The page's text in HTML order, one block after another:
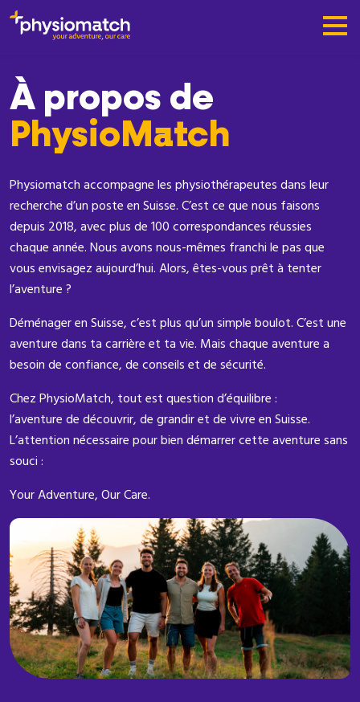
À propos de
PhysioMatch
Physiomatch accompagne les physiothérapeutes dans leur
recherche d’un poste en Suisse. C’est ce que nous faisons
depuis 2018, avec plus de 100 correspondances réussies
chaque année. Nous avons nous-mêmes franchi le pas que
vous envisagez aujourd’hui. Alors, êtes-vous prêt à tenter
l’aventure ?
Déménager en Suisse, c’est plus qu’un simple boulot. C’est une
aventure dans ta carrière et ta vie. Mais chaque aventure a
besoin de confiance, de conseils et de sécurité.
Chez PhysioMatch, tout est question d’équilibre :
l’aventure de découvrir, de grandir et de vivre en Suisse.
L’attention nécessaire pour bien démarrer cette aventure sans
souci :
Your Adventure, Our Care.